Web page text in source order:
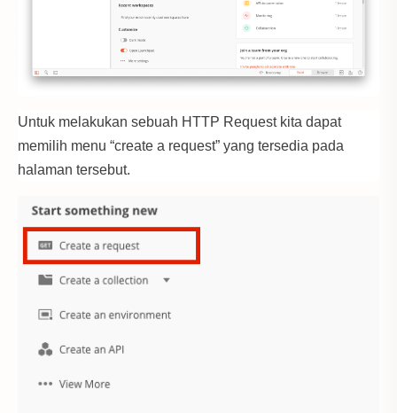
Untuk melakukan sebuah HTTP Request kita dapat
memilih menu “create a request” yang tersedia pada
halaman tersebut.